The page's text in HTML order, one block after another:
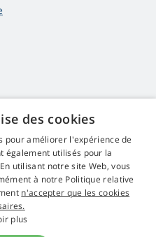
Google
Projecteurs.fr
des cookies
pour améliorer l'expérience de
également utilisés pour la
utilisant notre site Web, vous
à notre Politique relative
n'accepter que les cookies
plus